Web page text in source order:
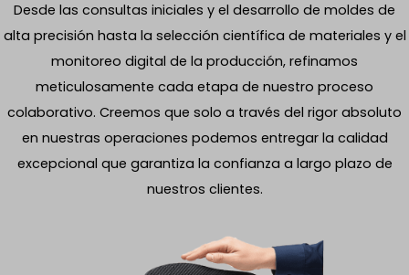
Desde las consultas iniciales y el desarrollo de moldes de
alta precisión hasta la selección científica de materiales y el
monitoreo digital de la producción, refinamos
meticulosamente cada etapa de nuestro proceso
colaborativo. Creemos que solo a través del rigor absoluto
en nuestras operaciones podemos entregar la calidad
excepcional que garantiza la confianza a largo plazo de
nuestros clientes.